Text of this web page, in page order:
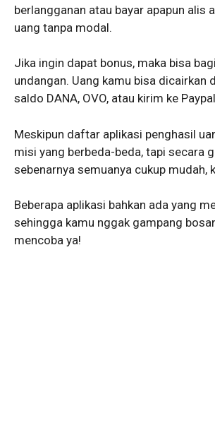
berlangganan atau bayar apapun alis
uang tanpa modal.
Jika ingin dapat bonus, maka bisa
undangan. Uang kamu bisa dicairkan
saldo DANA, OVO, atau kirim ke
Meskipun daftar aplikasi penghasil
misi yang berbeda-beda, tapi secara
sebenarnya semuanya cukup mudah,
Beberapa aplikasi bahkan ada yang
sehingga kamu nggak gampang
mencoba ya!